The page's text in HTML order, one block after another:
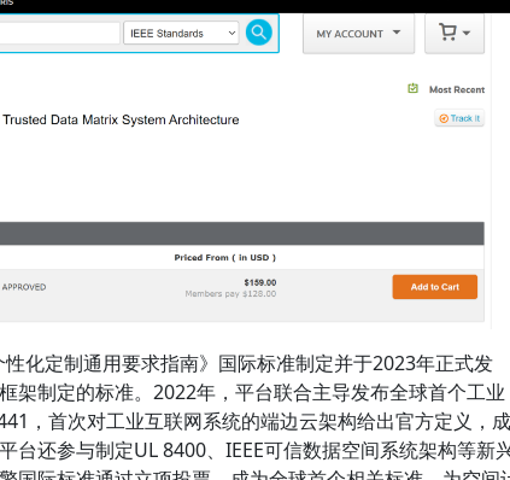
化定制通用要求指南》国际标准制定并于2023年正式发
架制定的标准。2022年，平台联合主导发布全球首个工业
，首次对工业互联网系统的端边云架构给出官方定义，成
台还参与制定UL 8400、IEEE可信数据空间系统架构等新